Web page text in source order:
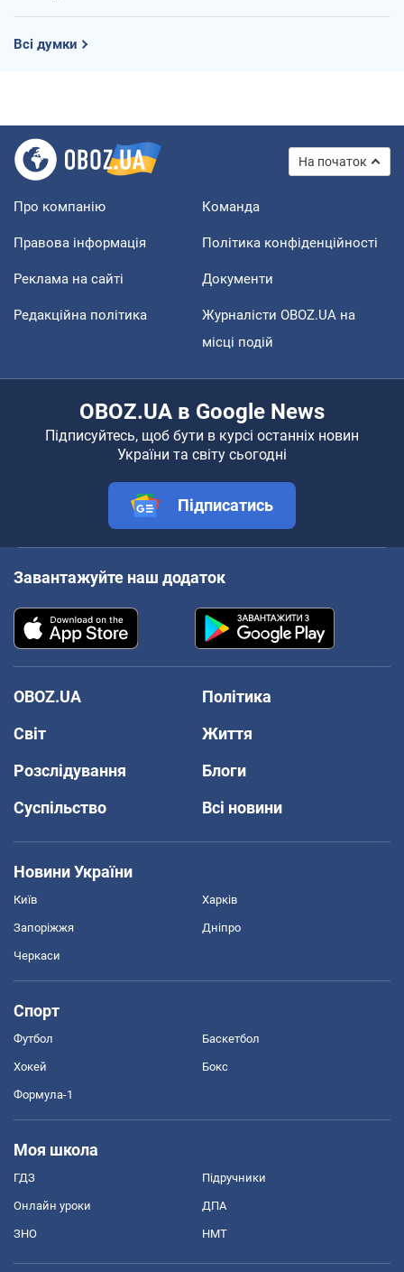
Всі думки
На початок
Про компанію Команда
Правова інформація Політика конфіденційності
Реклама на сайті Документи
Редакційна політика
Журналісти OBOZ.UA на
місці подій
OBOZ.UA в Google News
Підписуйтесь, щоб бути в курсі останніх новин
України та світу сьогодні
Підписатись
Завантажуйте наш додаток
OBOZ.UA
Політика
Світ
Життя
Розслідування
Блоги
Суспільство
Всі новини
Новини України
Київ Харків
Запоріжжя Дніпро
Черкаси
Спорт
Футбол Баскетбол
Хокей Бокс
Формула-1
Моя школа
ГДЗ Підручники
Онлайн уроки ДПА
ЗНО НМТ